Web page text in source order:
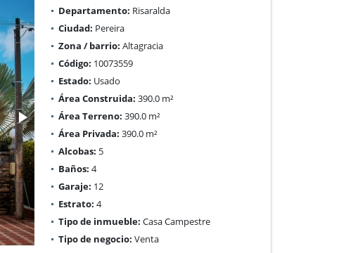
Departamento: Risaralda
Ciudad: Pereira
Zona / barrio: Altagracia
Código: 10073559
Estado: Usado
Área Construida: 390.0 m²
Área Terreno: 390.0 m²
Área Privada: 390.0 m²
Alcobas: 5
Baños: 4
Garaje: 12
Estrato: 4
Tipo de inmueble: Casa Campestre
Tipo de negocio: Venta